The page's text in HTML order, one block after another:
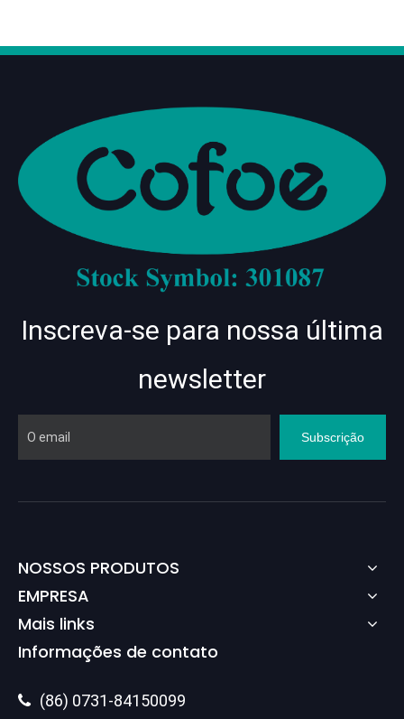
Inscreva-se para nossa última
newsletter
Subscrição
NOSSOS PRODUTOS
EMPRESA
Mais links
Informações de contato
 (86) 0731-84150099